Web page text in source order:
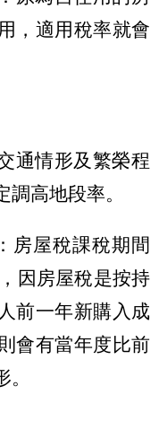
，適用稅率就會
通情形及繁榮程
高地段率。
房屋稅課稅期間
因房屋稅是按持
前一年新購入成
會有當年度比前